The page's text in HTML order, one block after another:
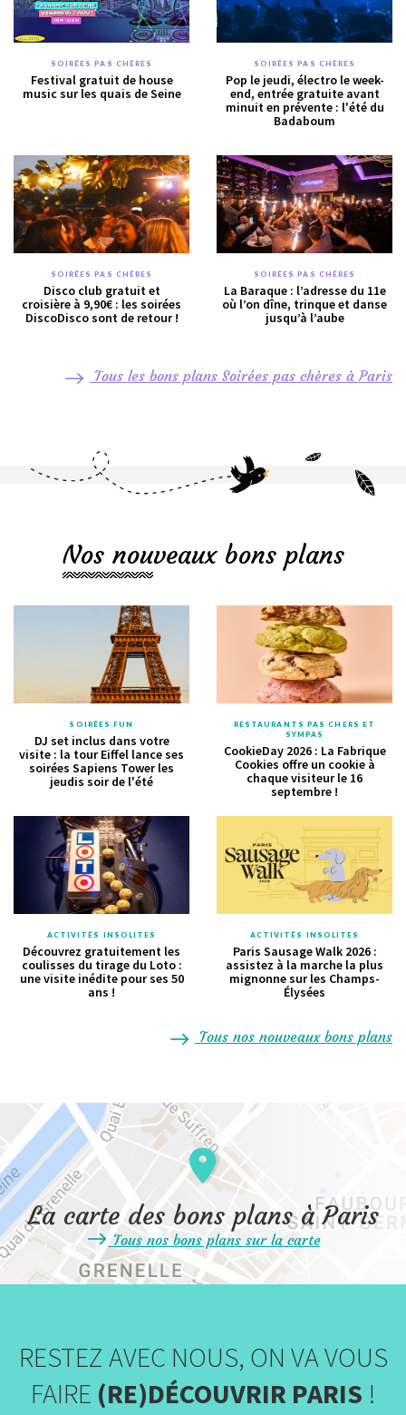
SOIRÉES PAS CHÈRES
Festival gratuit de house
music sur les quais de Seine
SOIRÉES PAS CHÈRES
Pop le jeudi, électro le week-
end, entrée gratuite avant
minuit en prévente : l'été du
Badaboum
SOIRÉES PAS CHÈRES
Disco club gratuit et
croisière à 9,90€ : les soirées
DiscoDisco sont de retour !
SOIRÉES PAS CHÈRES
La Baraque : l’adresse du 11e
où l’on dîne, trinque et danse
jusqu’à l’aube
Tous les bons plans Soirées pas chères à Paris
Nos nouveaux bons plans
SOIRÉES FUN
DJ set inclus dans votre
visite : la tour Eiffel lance ses
soirées Sapiens Tower les
jeudis soir de l'été
RESTAURANTS PAS CHERS ET
SYMPAS
CookieDay 2026 : La Fabrique
Cookies offre un cookie à
chaque visiteur le 16
septembre !
ACTIVITÉS INSOLITES
Découvrez gratuitement les
coulisses du tirage du Loto :
une visite inédite pour ses 50
ans !
ACTIVITÉS INSOLITES
Paris Sausage Walk 2026 :
assistez à la marche la plus
mignonne sur les Champs-
Élysées
Tous nos nouveaux bons plans
La carte des bons plans à Paris
Tous nos bons plans sur la carte
RESTEZ AVEC NOUS, ON VA VOUS
FAIRE (RE)DÉCOUVRIR PARIS !